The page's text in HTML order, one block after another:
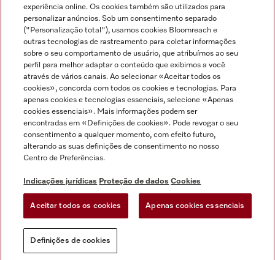
Indicações jurídicas
Condições gerais
Proteção de dados
Condições de utilização
Canal de Ética
Formulário de livre resolução
experiência online. Os cookies também são utilizados para
personalizar anúncios. Sob um consentimento separado
("Personalização total"), usamos cookies Bloomreach e
outras tecnologias de rastreamento para coletar informações
sobre o seu comportamento de usuário, que atribuímos ao seu
perfil para melhor adaptar o conteúdo que exibimos a você
através de vários canais. Ao selecionar «Aceitar todos os
cookies», concorda com todos os cookies e tecnologias. Para
apenas cookies e tecnologias essenciais, selecione «Apenas
cookies essenciais». Mais informações podem ser
encontradas em «Definições de cookies». Pode revogar o seu
consentimento a qualquer momento, com efeito futuro,
alterando as suas definições de consentimento no nosso
Centro de Preferências.
Indicações jurídicas Proteção de dados Cookies
Aceitar todos os cookies Apenas cookies essenciais
Definições de cookies